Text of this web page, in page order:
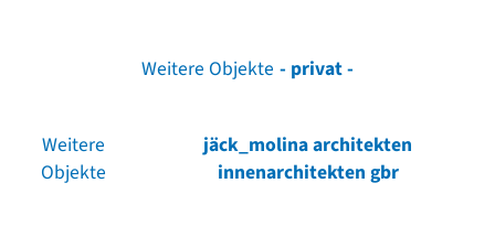
Weitere Objekte - privat -
Weitere
Objekte
jäck_molina architekten
innenarchitekten gbr